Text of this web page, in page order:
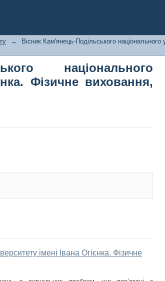
національного
і здоров'я людини
→
Вісник Кам'янець-Подільського національного
національного
Фізичне виховання,
імені Івана Огієнка. Фізичне